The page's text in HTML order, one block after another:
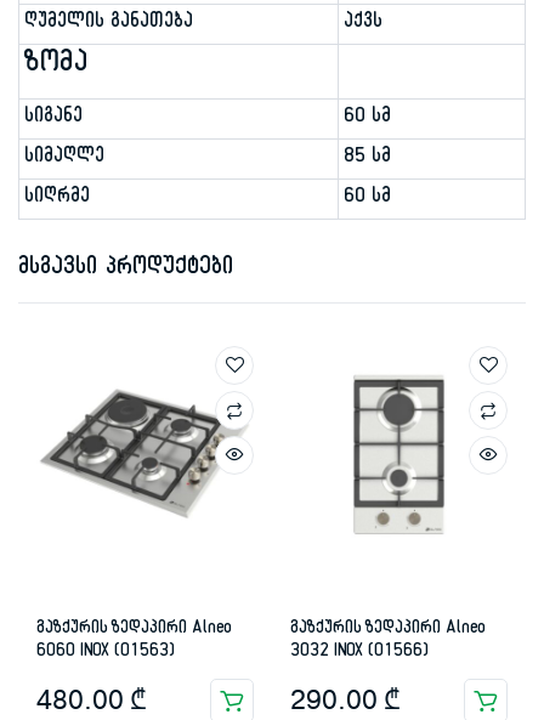
ღუმელის განათება
აქვს
ზომა
სიგანე
60 სმ
სიმაღლე
85 სმ
სიღრმე
60 სმ
მსგავსი პროდუქტები
გაზქურის ზედაპირი Alneo
6060 INOX (01563)
480.00 ₾
გაზქურის ზედაპირი Alneo
3032 INOX (01566)
290.00 ₾